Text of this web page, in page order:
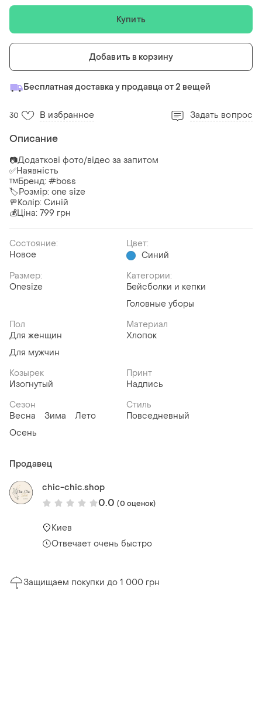
Купить
Добавить в корзину
Бесплатная доставка у продавца от 2 вещей
30 В избранное Задать вопрос
Описание
📷Додаткові фото/відео за запитом
✅Наявність
™️Бренд: #boss
🏷️Розмір: one size
🚥Колір: Синій
💰Ціна: 799 грн
Состояние:
Новое
Цвет:
Синий
Размер:
Onesize
Категории:
Бейсболки и кепки
Головные уборы
Пол
Для женщин
Для мужчин
Материал
Хлопок
Козырек
Изогнутый
Принт
Надпись
Сезон
Весна
Зима
Лето
Осень
Стиль
Повседневный
Продавец
chic-chic.shop
0.0 (0 оценок)
Киев
Отвечает очень быстро
Защищаем покупки до 1 000 грн